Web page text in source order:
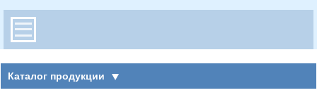
Каталог продукции